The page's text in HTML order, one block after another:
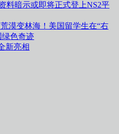
料暗示或即将正式登上NS2平
漠变林海！美国留学生在“右
绿色奇迹
新亮相